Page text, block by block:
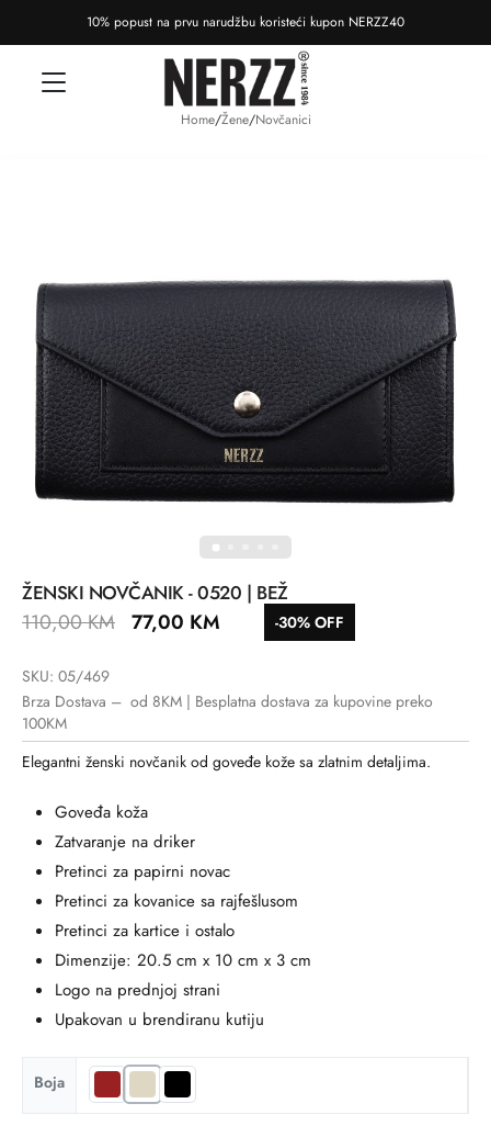
10% popust na prvu narudžbu koristeći kupon NERZZ40
Home/Žene/Novčanici
ŽENSKI NOVČANIK - 0520 | BEŽ
110,00KM 77,00 KM -30% OFF
SKU: 05/469
Brza Dostava – od 8KM | Besplatna dostava za kupovine preko
100KM
Elegantni ženski novčanik od goveđe kože sa zlatnim detaljima.
Goveđa koža
Zatvaranje na driker
Pretinci za papirni novac
Pretinci za kovanice sa rajfešlusom
Pretinci za kartice i ostalo
Dimenzije: 20.5 cm x 10 cm x 3 cm
Logo na prednjoj strani
Upakovan u brendiranu kutiju
Boja